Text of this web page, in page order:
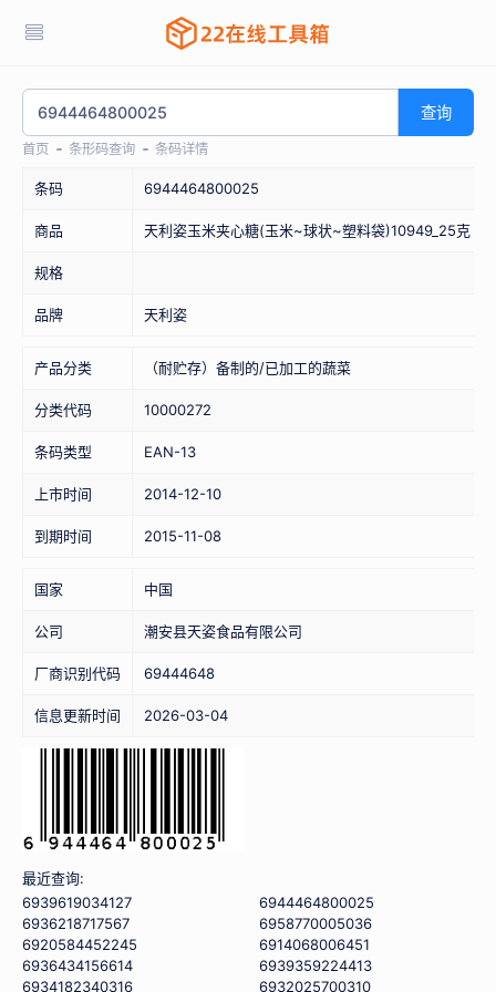
查询
首页 条形码查询 条码详情
条码 6944464800025
商品 天利姿玉米夹心糖(玉米~球状~塑料袋)10949_25克
规格
品牌 天利姿
产品分类 （耐贮存）备制的/已加工的蔬菜
分类代码 10000272
条码类型 EAN-13
上市时间 2014-12-10
到期时间 2015-11-08
国家 中国
公司 潮安县天姿食品有限公司
厂商识别代码 69444648
信息更新时间 2026-03-04
最近查询:
6939619034127
6944464800025
6936218717567
6958770005036
6920584452245
6914068006451
6936434156614
6939359224413
6934182340316
6932025700310